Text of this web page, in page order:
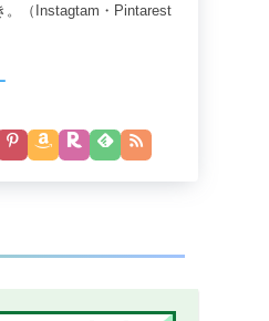
。（Instagtam・Pintarest